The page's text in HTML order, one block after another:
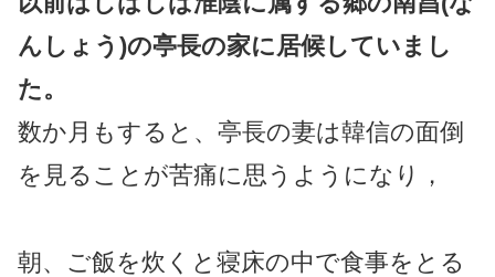
んしょう)の亭長の家に居候していまし
た。
数か月もすると、亭長の妻は韓信の面倒
を見ることが苦痛に思うようになり，
朝、ご飯を炊くと寝床の中で食事をとる